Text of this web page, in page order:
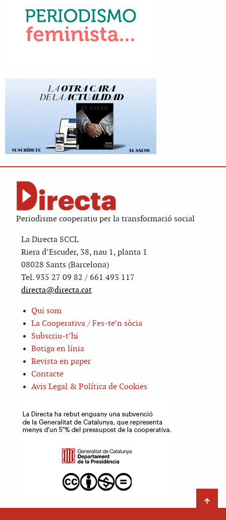
Periodisme cooperatiu per la transformació social
La Directa SCCL
Riera d’Escuder, 38, nau 1, planta 1
08028 Sants (Barcelona)
Tel. 935 27 09 82 / 661 493 117
directa@directa.cat
Qui som
La Cooperativa / Fes-te’n sòcia
Subscriu-t’hi
Botiga en línia
Revista en paper
Contacte
Avis Legal & Política de Cookies